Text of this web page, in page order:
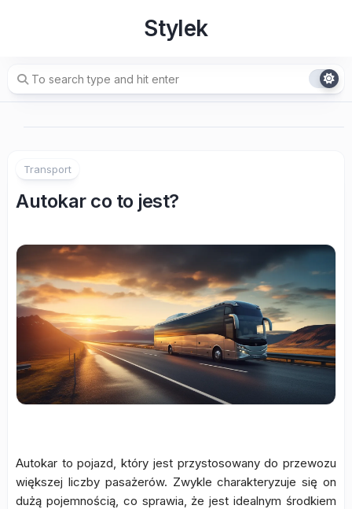
Stylek
Transport
Autokar co to jest?
Autokar to pojazd, który jest przystosowany do przewozu
większej liczby pasażerów. Zwykle charakteryzuje się on
dużą pojemnością, co sprawia, że jest idealnym środkiem